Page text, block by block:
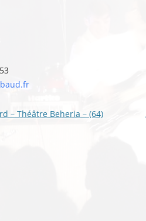
– Théâtre Beheria – (64)